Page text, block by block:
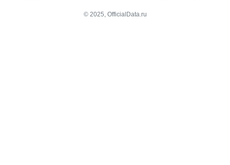
© 2025, OfficialData.ru